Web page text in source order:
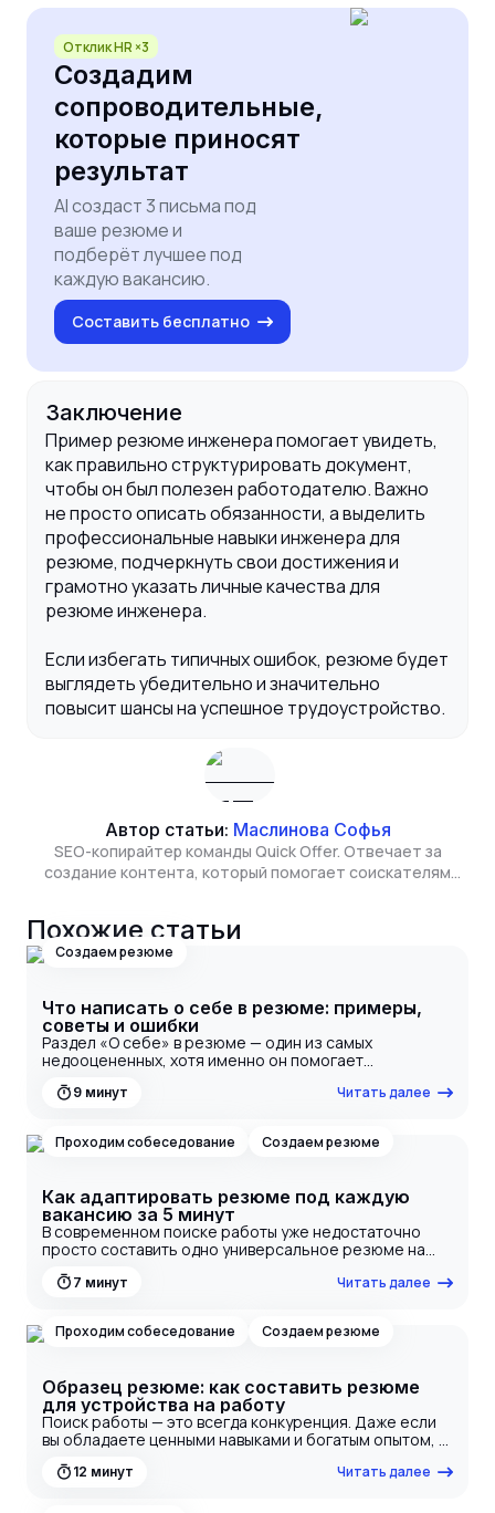
Отклик HR ×3
Создадим
сопроводительные,
которые приносят
результат
AI создаст 3 письма под
ваше резюме и
подберёт лучшее под
каждую вакансию.
Составить бесплатно
Заключение
Пример резюме инженера помогает увидеть,
как правильно структурировать документ,
чтобы он был полезен работодателю. Важно
не просто описать обязанности, а выделить
профессиональные навыки инженера для
резюме, подчеркнуть свои достижения и
грамотно указать личные качества для
резюме инженера.
Если избегать типичных ошибок, резюме будет
выглядеть убедительно и значительно
повысит шансы на успешное трудоустройство.
Автор статьи: Маслинова Софья
SEO-копирайтер команды Quick Offer. Отвечает за
создание контента, который помогает соискателям
и экономику в Высшей школе экономики.
Похожие статьи
Создаем резюме
Что написать о себе в резюме: примеры,
советы и ошибки
Раздел «О себе» в резюме — один из самых
недооцененных, хотя именно он помогает
отличаетесь от других кандидатов. Здесь важно не
на собеседование. В этой статье мы разберем, что
избегать.
9 минут Читать далее
Проходим собеседование Создаем резюме
Как адаптировать резюме под каждую
вакансию за 5 минут
В современном поиске работы уже недостаточно
просто составить одно универсальное резюме на
ждут персонализированного подхода, и именно
становится обязательным шагом. Подготовив
резюме под вакансию с учётом требований
(ATS) и привлекаете внимание HR. Это не займёт
больше 5 минут, если знать, как составить резюме
быстро и правильно.
7 минут Читать далее
Проходим собеседование Создаем резюме
Образец резюме: как составить резюме
для устройства на работу
Поиск работы — это всегда конкуренция. Даже если
вы обладаете ценными навыками и богатым опытом, у
откликов. Первое, что он увидит, — ваше резюме.
12 минут Читать далее